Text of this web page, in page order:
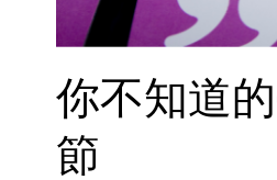
你不知道
節